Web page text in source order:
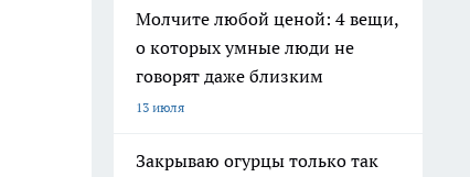
Молчите любой ценой: 4 вещи,
о которых умные люди не
говорят даже близким
13 июля
Закрываю огурцы только так